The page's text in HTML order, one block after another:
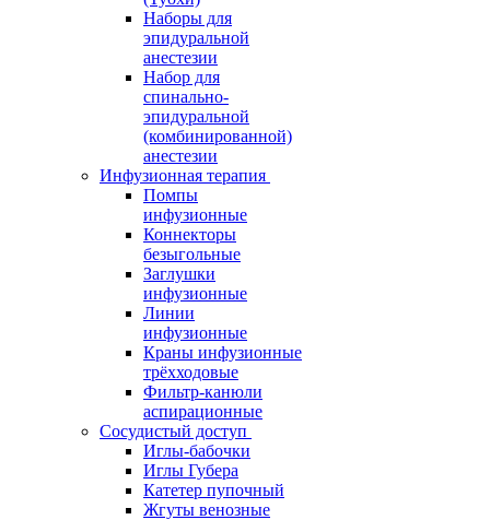
Наборы для
эпидуральной
анестезии
Набор для
спинально-
эпидуральной
(комбинированной)
анестезии
Инфузионная терапия
Помпы
инфузионные
Коннекторы
безыгольные
Заглушки
инфузионные
Линии
инфузионные
Краны инфузионные
трёхходовые
Фильтр-канюли
аспирационные
Сосудистый доступ
Иглы-бабочки
Иглы Губера
Катетер пупочный
Жгуты венозные